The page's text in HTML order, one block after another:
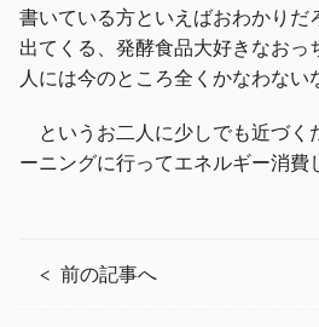
書いている方といえばおわかりだ
出てくる、発酵食品大好きなおっ
人には今のところ全くかなわない
というお二人に少しでも近づく
ーニングに行ってエネルギー消費
前の記事へ